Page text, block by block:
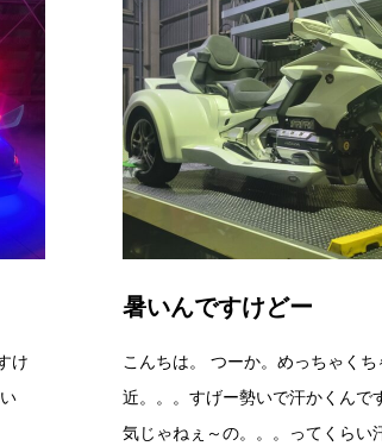
け
暑いんですけどー
こんちは。 つーか。めっちゃく
近。。。すげー勢いで汗かくんで
気じゃねぇ～の。。。ってくらい